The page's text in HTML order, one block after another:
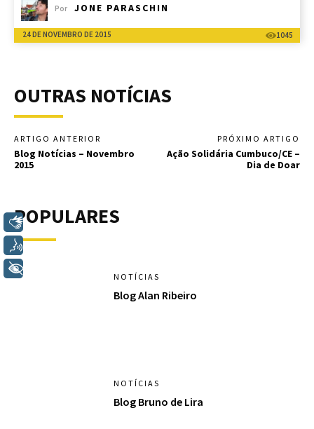
Por JONE PARASCHIN
24 DE NOVEMBRO DE 2015 1045
OUTRAS NOTÍCIAS
ARTIGO ANTERIOR
Blog Notícias – Novembro
2015
PRÓXIMO ARTIGO
Ação Solidária Cumbuco/CE –
Dia de Doar
POPULARES
NOTÍCIAS
Blog Alan Ribeiro
NOTÍCIAS
Blog Bruno de Lira
Libras
Voz